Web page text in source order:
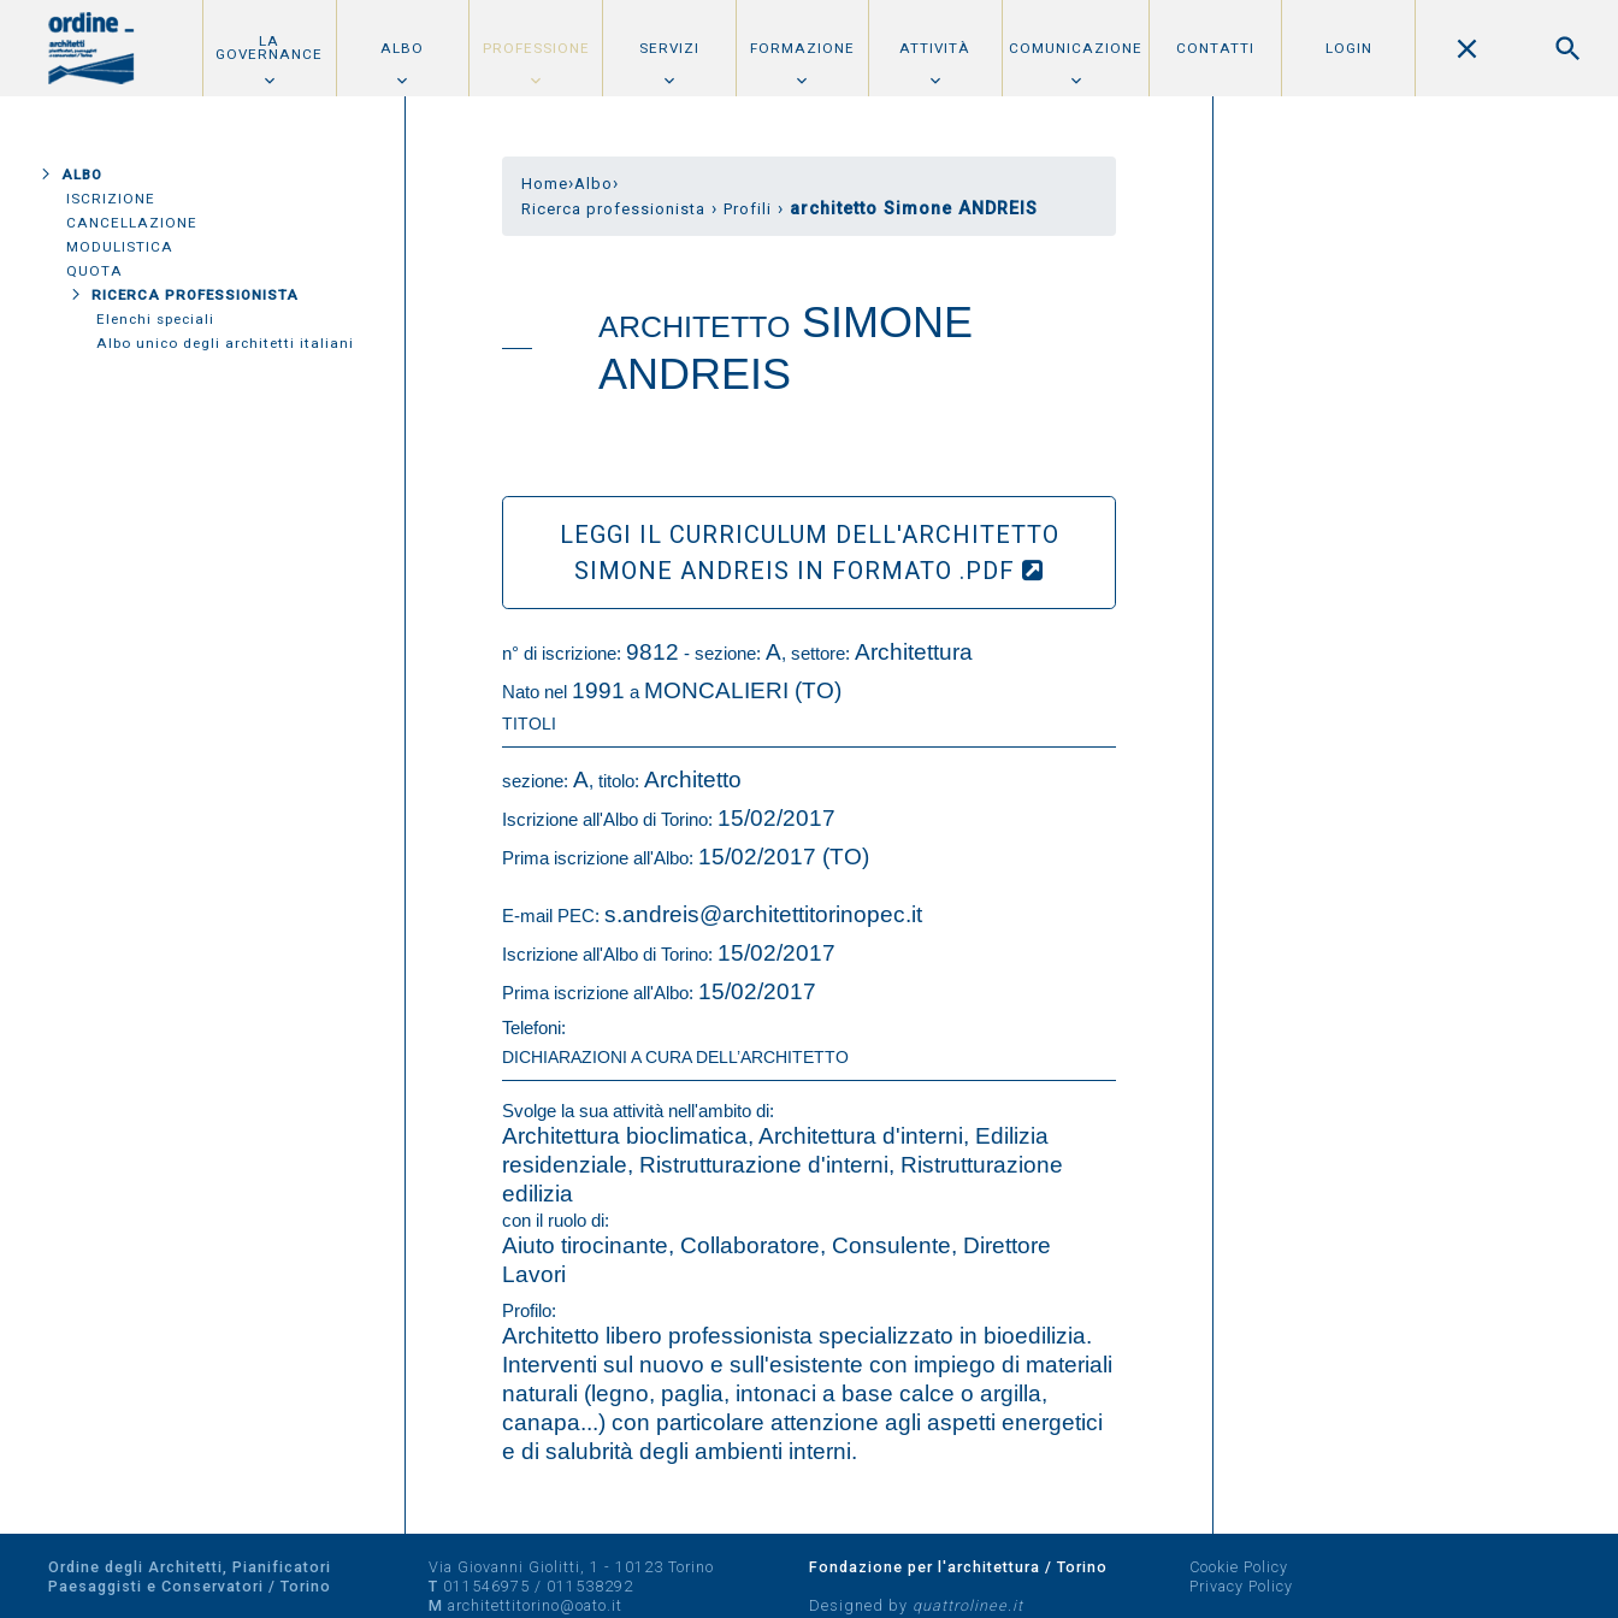
LA
GOVERNANCE ALBO PROFESSIONE SERVIZI FORMAZIONE ATTIVITÀ COMUNICAZIONE CONTATTI LOGIN
ALBO
ISCRIZIONE
CANCELLAZIONE
MODULISTICA
QUOTA
RICERCA PROFESSIONISTA
Elenchi speciali
Albo unico degli architetti italiani
Home›Albo›
Ricerca professionista › Profili › architetto Simone ANDREIS
ARCHITETTO SIMONE
ANDREIS
LEGGI IL CURRICULUM DELL'ARCHITETTO
SIMONE ANDREIS IN FORMATO .PDF
n° di iscrizione: 9812 - sezione: A, settore: Architettura
Nato nel 1991 a MONCALIERI (TO)
TITOLI
sezione: A, titolo: Architetto
Iscrizione all'Albo di Torino: 15/02/2017
Prima iscrizione all'Albo: 15/02/2017 (TO)
E-mail PEC: s.andreis@architettitorinopec.it
Iscrizione all'Albo di Torino: 15/02/2017
Prima iscrizione all'Albo: 15/02/2017
Telefoni:
DICHIARAZIONI A CURA DELL’ARCHITETTO
Svolge la sua attività nell'ambito di:
Architettura bioclimatica, Architettura d'interni, Edilizia
residenziale, Ristrutturazione d'interni, Ristrutturazione
edilizia
con il ruolo di:
Aiuto tirocinante, Collaboratore, Consulente, Direttore
Lavori
Profilo:
Architetto libero professionista specializzato in bioedilizia.
Interventi sul nuovo e sull'esistente con impiego di materiali
naturali (legno, paglia, intonaci a base calce o argilla,
canapa...) con particolare attenzione agli aspetti energetici
e di salubrità degli ambienti interni.
Ordine degli Architetti, Pianificatori
Paesaggisti e Conservatori / Torino
Via Giovanni Giolitti, 1 - 10123 Torino
T 011546975 / 011538292
M architettitorino@oato.it
Fondazione per l'architettura / Torino
Designed by quattrolinee.it
Cookie Policy
Privacy Policy